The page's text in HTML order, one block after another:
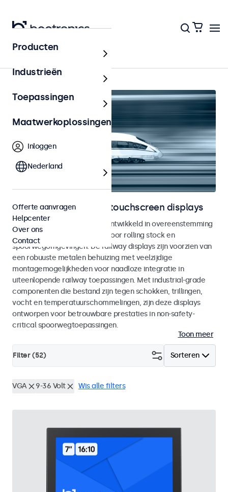
Home
Railway monitoren en touchscreen displays
Monitoren en touchscreens ontwikkeld in overeenstemming
met EN 50155 en EN 45545-2 voor rolling stock en
spoorwegomgevingen. De railway displays zijn voorzien van
een robuuste metalen behuizing met veelzijdige
montagemogelijkheden voor naadloze integratie in
uiteenlopende railway toepassingen. Met industrial-grade
componenten die bestand zijn tegen schokken, trillingen,
vocht en temperatuurschommelingen, zijn deze displays
ontworpen voor betrouwbare prestaties in non-safety-
critical spoorwegtoepassingen.
Toon meer
Sorteren
Filter (52)
VGA 9-36 Volt Wis alle filters
Producten
Industrieën
Toepassingen
Maatwerkoplossingen
Inloggen
Nederland
Offerte aanvragen
Helpcenter
Over ons
Contact